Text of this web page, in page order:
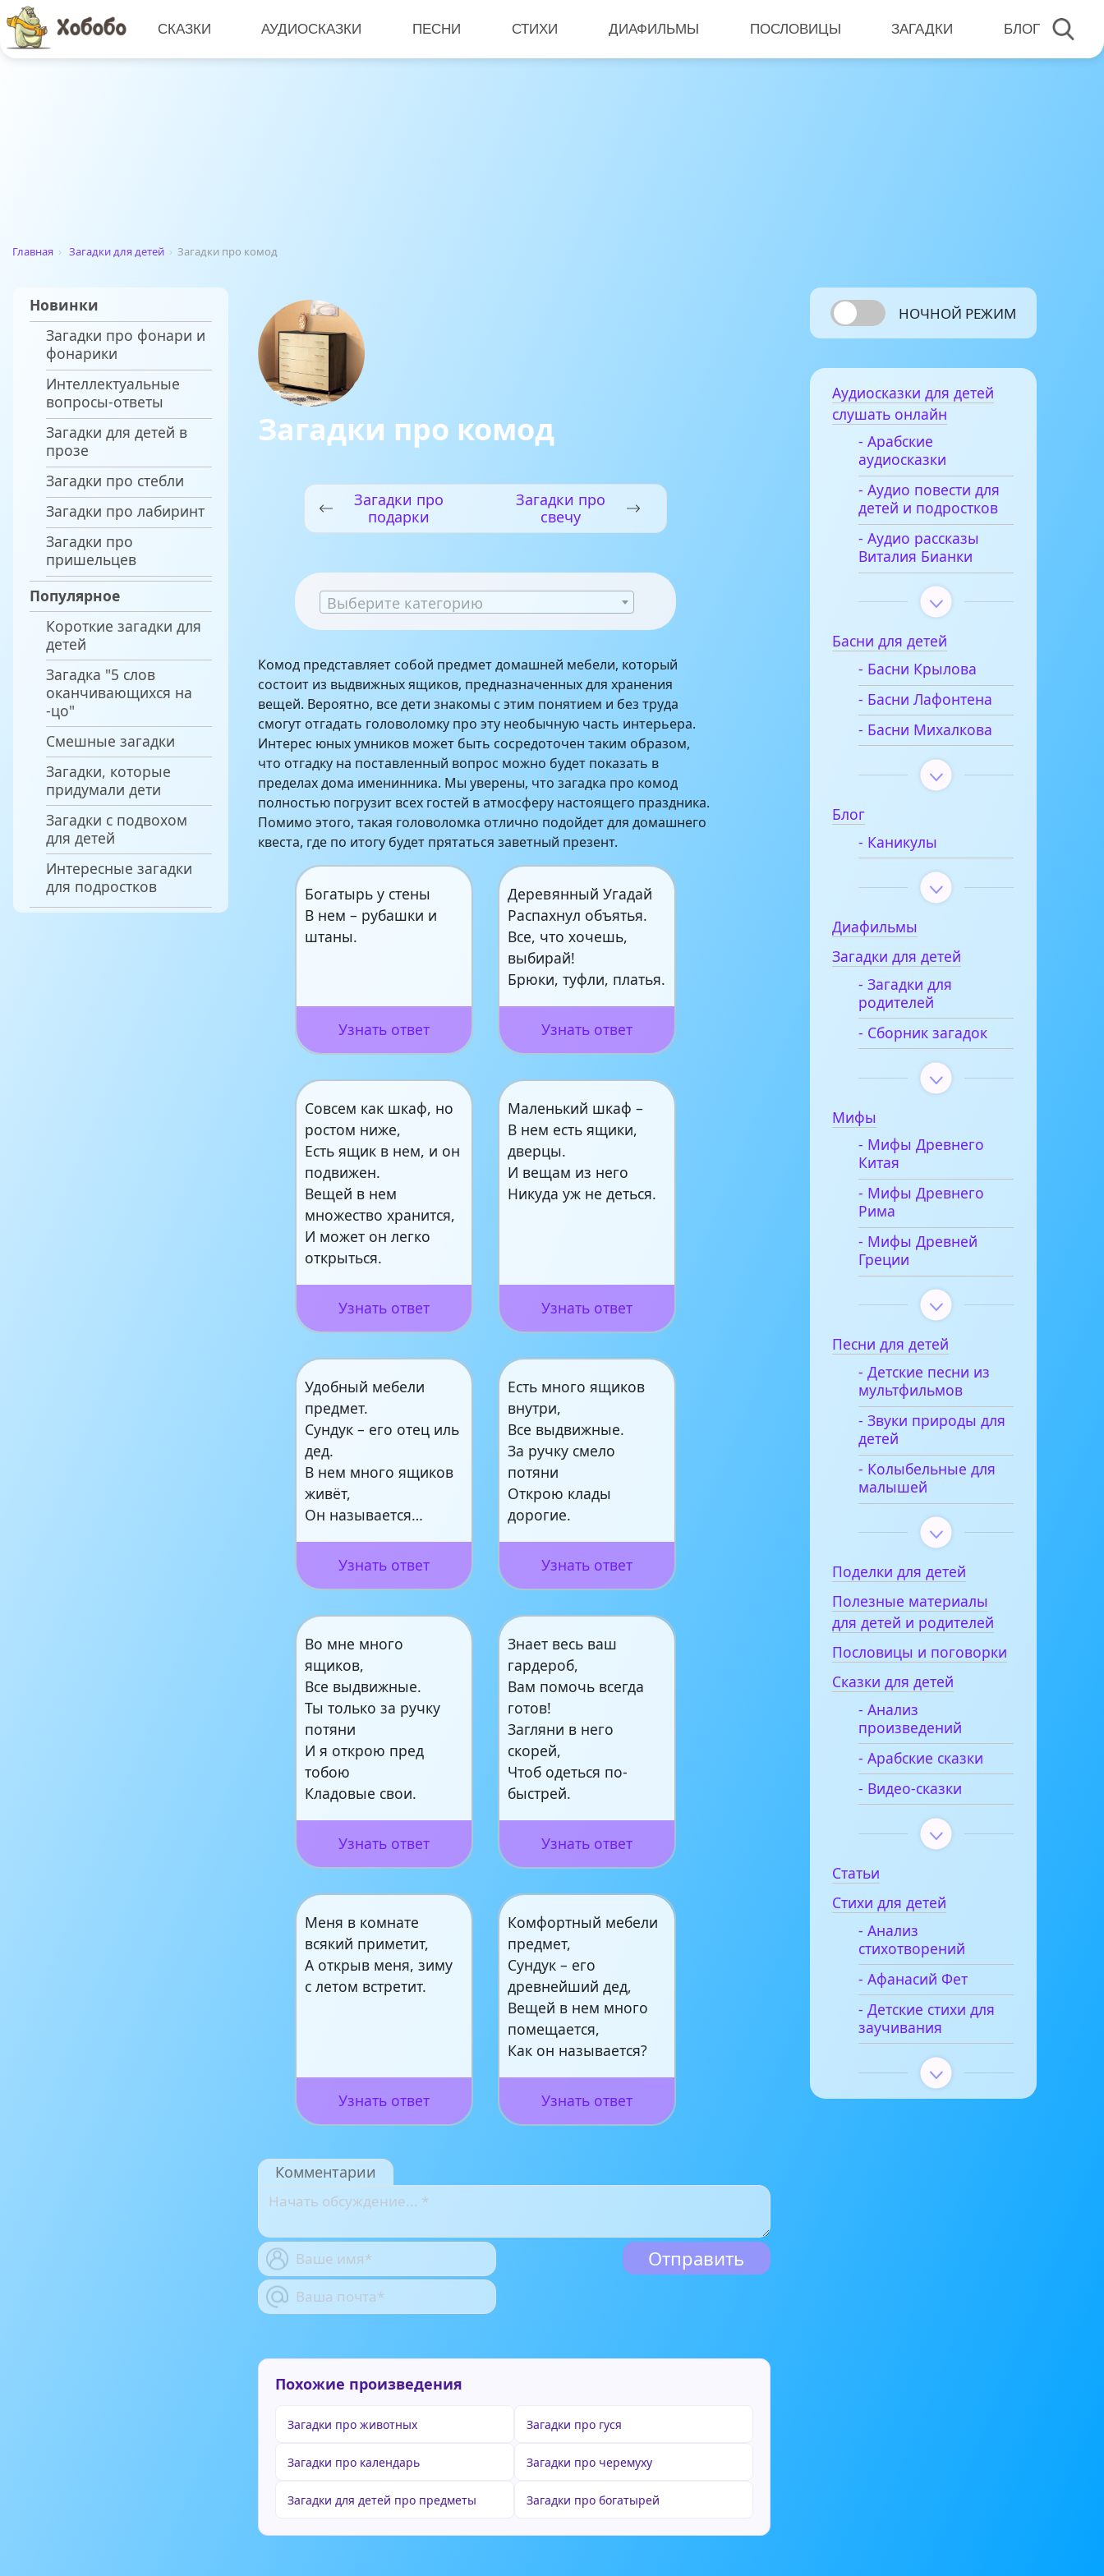
СКАЗКИ АУДИОСКАЗКИ ПЕСНИ СТИХИ ДИАФИЛЬМЫ ПОСЛОВИЦЫ ЗАГАДКИ БЛОГ
Главная › Загадки для детей › Загадки про комод
Новинки
Загадки про фонари и
фонарики
Интеллектуальные
вопросы-ответы
Загадки для детей в
прозе
Загадки про стебли
Загадки про лабиринт
Загадки про
пришельцев
Популярное
Короткие загадки для
детей
Загадка "5 слов
оканчивающихся на
-цо"
Смешные загадки
Загадки, которые
придумали дети
Загадки с подвохом
для детей
Интересные загадки
для подростков
Загадки про комод
Загадки про
подарки
Загадки про
свечу
Выберите категорию
Комод представляет собой предмет домашней мебели, который
состоит из выдвижных ящиков, предназначенных для хранения
вещей. Вероятно, все дети знакомы с этим понятием и без труда
смогут отгадать головоломку про эту необычную часть интерьера.
Интерес юных умников может быть сосредоточен таким образом,
что отгадку на поставленный вопрос можно будет показать в
пределах дома именинника. Мы уверены, что загадка про комод
полностью погрузит всех гостей в атмосферу настоящего праздника.
Помимо этого, такая головоломка отлично подойдет для домашнего
квеста, где по итогу будет прятаться заветный презент.
Богатырь у стены
В нем – рубашки и
штаны.
Узнать ответ
Деревянный Угадай
Распахнул объятья.
Все, что хочешь,
выбирай!
Брюки, туфли, платья.
Узнать ответ
Совсем как шкаф, но
ростом ниже,
Есть ящик в нем, и он
подвижен.
Вещей в нем
множество хранится,
И может он легко
открыться.
Узнать ответ
Маленький шкаф –
В нем есть ящики,
дверцы.
И вещам из него
Никуда уж не деться.
Узнать ответ
Удобный мебели
предмет.
Сундук – его отец иль
дед.
В нем много ящиков
живёт,
Он называется…
Узнать ответ
Есть много ящиков
внутри,
Все выдвижные.
За ручку смело
потяни
Открою клады
дорогие.
Узнать ответ
Во мне много
ящиков,
Все выдвижные.
Ты только за ручку
потяни
И я открою пред
тобою
Кладовые свои.
Узнать ответ
Знает весь ваш
гардероб,
Вам помочь всегда
готов!
Загляни в него
скорей,
Чтоб одеться по-
быстрей.
Узнать ответ
Меня в комнате
всякий приметит,
А открыв меня, зиму
с летом встретит.
Узнать ответ
Комфортный мебели
предмет,
Сундук – его
древнейший дед,
Вещей в нем много
помещается,
Как он называется?
Узнать ответ
Комментарии
Похожие произведения
Загадки про животных Загадки про гуся
Загадки про календарь Загадки про черемуху
Загадки для детей про предметы Загадки про богатырей
НОЧНОЙ РЕЖИМ
Аудиосказки для детей
слушать онлайн
- Арабские
аудиосказки
- Аудио повести для
детей и подростков
- Аудио рассказы
Виталия Бианки
Басни для детей
- Басни Крылова
- Басни Лафонтена
- Басни Михалкова
Блог
- Каникулы
Диафильмы
Загадки для детей
- Загадки для
родителей
- Сборник загадок
Мифы
- Мифы Древнего
Китая
- Мифы Древнего
Рима
- Мифы Древней
Греции
Песни для детей
- Детские песни из
мультфильмов
- Звуки природы для
детей
- Колыбельные для
малышей
Поделки для детей
Полезные материалы
для детей и родителей
Пословицы и поговорки
Сказки для детей
- Анализ
произведений
- Арабские сказки
- Видео-сказки
Статьи
Стихи для детей
- Анализ
стихотворений
- Афанасий Фет
- Детские стихи для
заучивания